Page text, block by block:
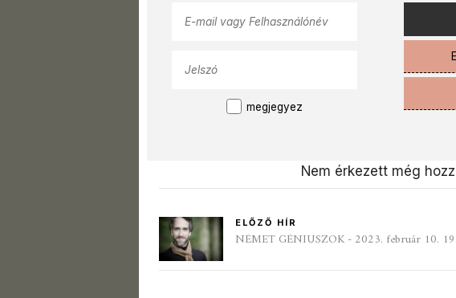
megjegyez
Nem érkezett még
ELŐZŐ HÍR
NÉMET GÉNIUSZOK - 2023. február 10.